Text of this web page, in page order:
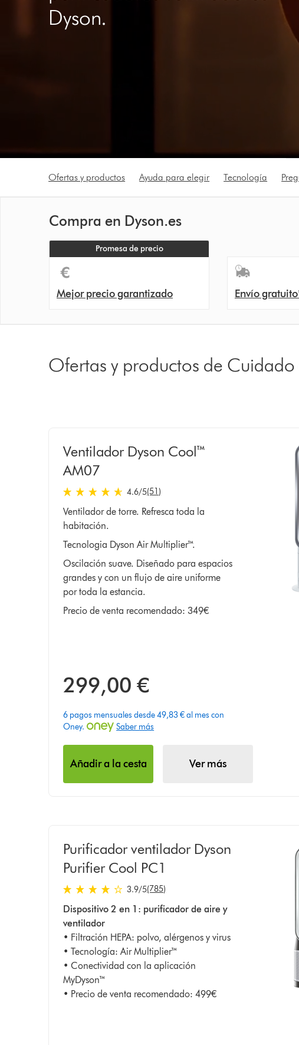
Dyson.
Ofertas y productos Ayuda para elegir Tecnología
Compra en Dyson.es
Promesa de precio
Mejor precio garantizado Envío
Ofertas y productos de
Ventilador Dyson Cool™
AM07
4.6
estrellas
de
5
51
Ratings
4.6/5(51)
Ventilador de torre. Refresca toda la
habitación.
Tecnologia Dyson Air Multiplier™.
Oscilación suave. Diseñado para espacios
grandes y con un flujo de aire uniforme
por toda la estancia.
Precio de venta recomendado: 349€
299,00 €
6 pagos mensuales desde 49,83 € al mes con
Oney.
Saber más
Añadir a la cesta Ver más
Purificador ventilador Dyson
Purifier Cool PC1
3.9
estrellas
de
5
de
785
Ratings
3.9/5(785)
Dispositivo 2 en 1: purificador de aire y
ventilador
• Filtración HEPA: polvo, alérgenos y virus
• Tecnología: Air Multiplier™
• Conectividad con la aplicación
MyDyson™
• Precio de venta recomendado: 499€